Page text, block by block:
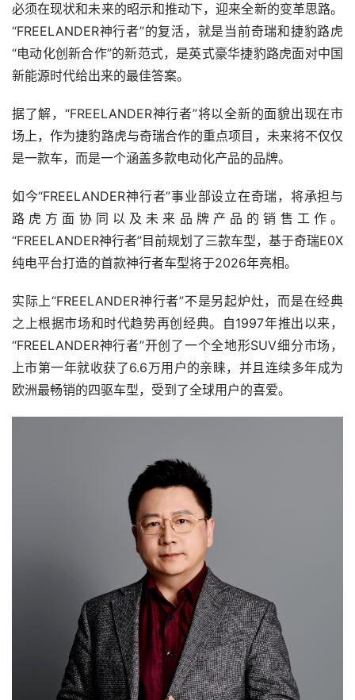
必须在现状和未来的昭示和推动下，迎来全新的变革思路。
“FREELANDER神行者”的复活，就是当前奇瑞和捷豹路虎
“电动化创新合作”的新范式，是英式豪华捷豹路虎面对中国
新能源时代给出来的最佳答案。
据了解，“FREELANDER神行者”将以全新的面貌出现在市
场上，作为捷豹路虎与奇瑞合作的重点项目，未来将不仅仅
是一款车，而是一个涵盖多款电动化产品的品牌。
如今“FREELANDER神行者”事业部设立在奇瑞，将承担与
路虎方面协同以及未来品牌产品的销售工作。
“FREELANDER神行者”目前规划了三款车型，基于奇瑞E0X
纯电平台打造的首款神行者车型将于2026年亮相。
实际上“FREELANDER神行者”不是另起炉灶，而是在经典
之上根据市场和时代趋势再创经典。自1997年推出以来，
“FREELANDER神行者”开创了一个全地形SUV细分市场，
上市第一年就收获了6.6万用户的亲睐，并且连续多年成为
欧洲最畅销的四驱车型，受到了全球用户的喜爱。